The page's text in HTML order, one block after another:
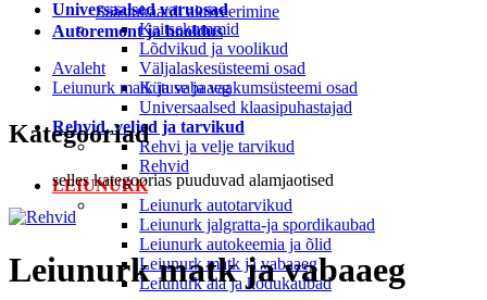
Universaalsed varuosad
Kaitsekummid
Lõdvikud ja voolikud
Väljalaskesüsteemi osad
Kütuse ja vaakumsüsteemi osad
Universaalsed klaasipuhastajad
Rehvid, veljed ja tarvikud
Rehvi ja velje tarvikud
Rehvid
LEIUNURK
Leiunurk autotarvikud
Leiunurk jalgratta-ja spordikaubad
Leiunurk autokeemia ja õlid
Leiunurk matk ja vabaaeg
Leiunurk aia ja kodukaubad
Säästukaardi aktiveerimine
Autoremont ja hooldus
Avaleht
Leiunurk matk ja vabaaeg
Kategooriad
selles kategoorias puuduvad alamjaotised
Leiunurk matk ja vabaaeg